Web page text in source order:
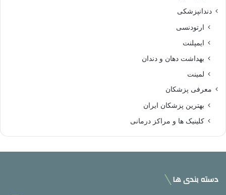
دندانپزشکی
ارتودنسی
ایمپلنت
بهداشت دهان و دندان
لمینت
معرفی پزشکان
بهترین پزشکان ایران
کلینیک ها و مراکز درمانی
دسته بندی ها